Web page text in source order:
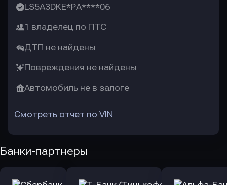
LS5A3DKE*PA****06
1 владелец по ПТС
ДТП не найдены
Повреждения не найдены
Автомобиль не в залоге
Смотреть отчет по VIN
Банки-партнеры